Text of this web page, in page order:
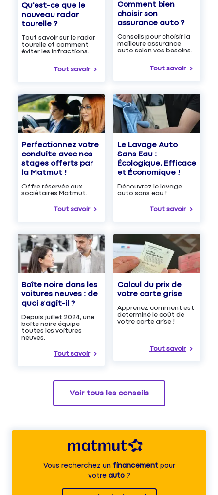
Qu'est-ce que le
nouveau radar
tourelle ?
Tout savoir sur le radar
tourelle et comment
éviter les infractions.
Tout savoir
Comment bien
choisir son
assurance auto ?
Conseils pour choisir la
meilleure assurance
auto selon vos besoins.
Tout savoir
Perfectionnez votre
conduite avec nos
stages offerts par
la Matmut !
Offre réservée aux
sociétaires Matmut.
Tout savoir
Le Lavage Auto
Sans Eau :
Écologique, Efficace
et Économique !
Découvrez le lavage
auto sans eau !
Tout savoir
Boîte noire dans les
voitures neuves : de
quoi s’agit-il ?
Depuis juillet 2024, une
boîte noire équipe
toutes les voitures
neuves.
Tout savoir
Calcul du prix de
votre carte grise
Apprenez comment est
determiné le coût de
votre carte grise !
Tout savoir
Voir tous les conseils
Vous recherchez unfinancementpour
votre auto?